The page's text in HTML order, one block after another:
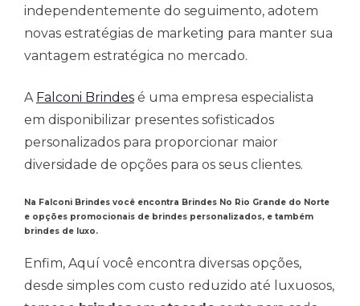
independentemente do seguimento, adotem
novas estratégias de marketing para manter sua
vantagem estratégica no mercado.
A Falconi Brindes é uma empresa especialista
em disponibilizar presentes sofisticados
personalizados para proporcionar maior
diversidade de opções para os seus clientes.
Na Falconi Brindes você encontra Brindes No Rio Grande do Norte
e opções promocionais de brindes personalizados, e também
brindes de luxo.
Enfim, Aquí você encontra diversas opções,
desde simples com custo reduzido até luxuosos,